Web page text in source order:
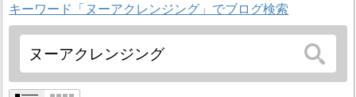
キーワード「ヌーアクレンジング」でブログ検索